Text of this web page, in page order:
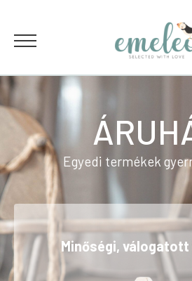
Egyedi termékek
Minőségi,